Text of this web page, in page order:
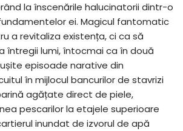
la înscenările halucinatorii dintr-o
ei. Magicul fantomatic
a revitaliza existența, ci ca să
întregii lumi, întocmai ca în două
episoade narative din
în mijlocul bancurilor de stavrizi
agățate direct de piele,
pescarilor la etajele superioare
inundat de izvorul de apă